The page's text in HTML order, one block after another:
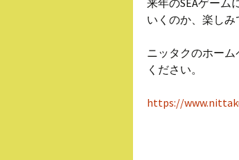
来年のSEAゲーム
いくのか、楽しみ
ニッタクのホー
ください。
https://